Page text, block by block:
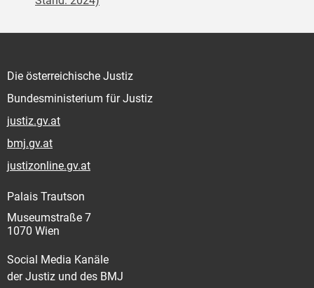
Die österreichische Justiz
Bundesministerium für Justiz
justiz.gv.at
bmj.gv.at
justizonline.gv.at
Palais Trautson
Museumstraße 7
1070 Wien
Social Media Kanäle
der Justiz und des BMJ